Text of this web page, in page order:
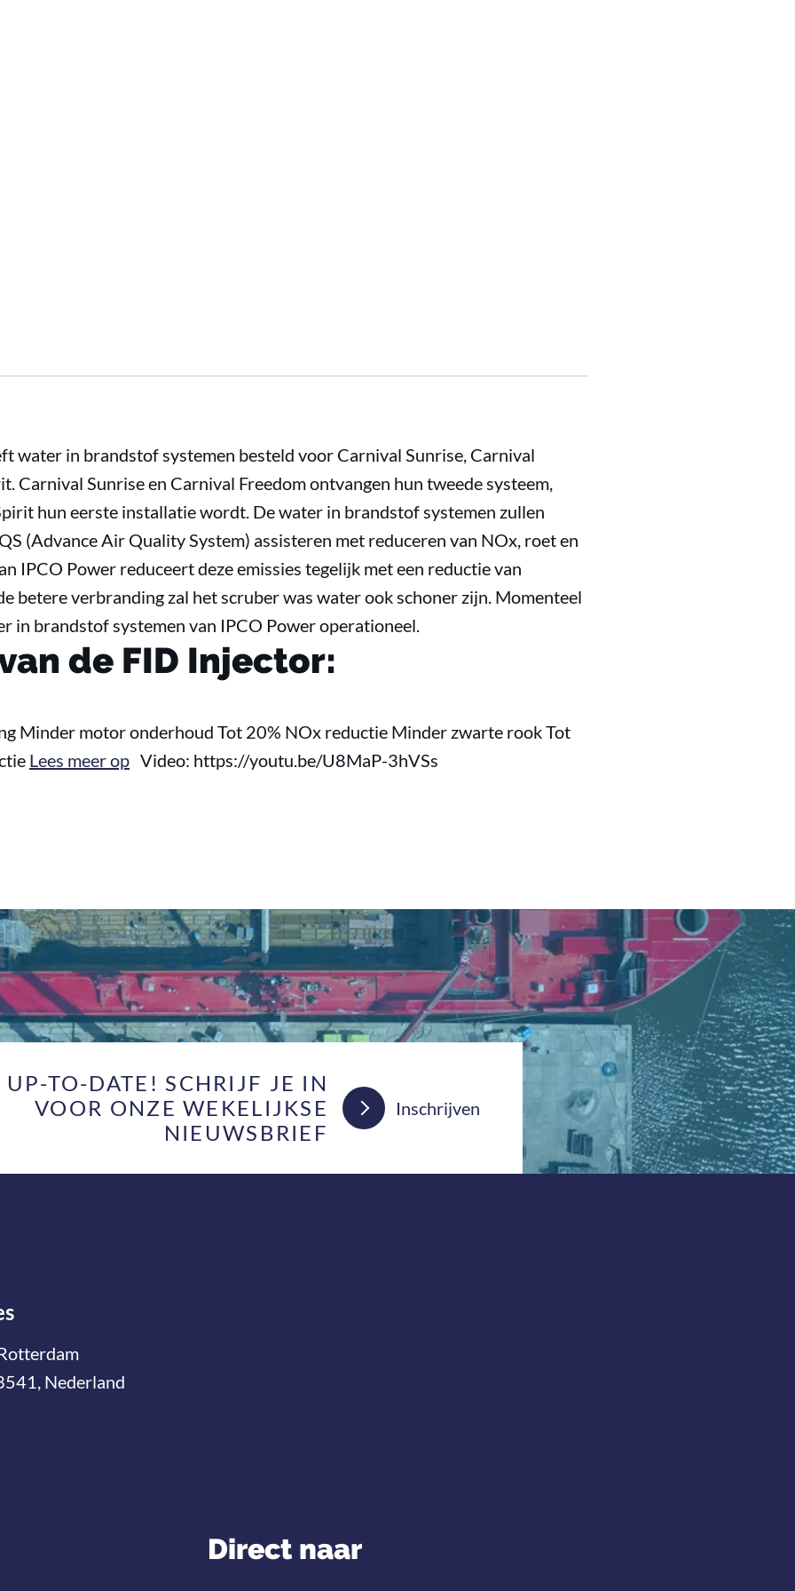
water in brandstof systemen besteld voor Carnival Sunrise, Carnival
Carnival Sunrise en Carnival Freedom ontvangen hun tweede systeem,
hun eerste installatie wordt. De water in brandstof systemen zullen
(Advance Air Quality System) assisteren met reduceren van NOx, roet en
IPCO Power reduceert deze emissies tegelijk met een reductie van
betere verbranding zal het scruber was water ook schoner zijn. Momenteel
in brandstof systemen van IPCO Power operationeel.
de FID Injector:
Minder motor onderhoud Tot 20% NOx reductie Minder zwarte rook Tot
Lees meer op Video: https://youtu.be/U8MaP-3hVSs
TO-DATE! SCHRIJF JE IN
VOOR ONZE WEKELIJKSE
NIEUWSBRIEF
Inschrijven
Nederland
Direct naar